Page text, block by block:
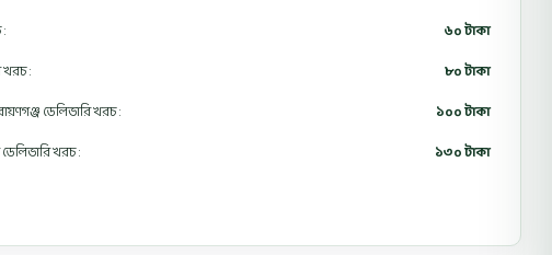
:
৬০ টাকা
খরচ :
৮০ টাকা
ডেলিভারি খরচ :
১০০ টাকা
খরচ :
১৩০ টাকা